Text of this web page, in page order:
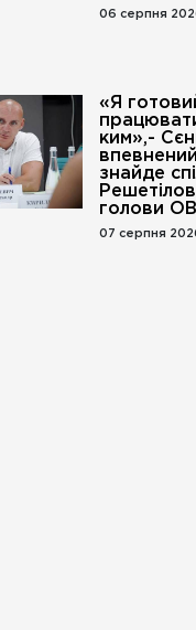
06 серпня
«Я
ким»,-
знайде
голови
07 серпня